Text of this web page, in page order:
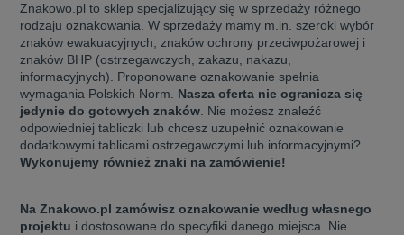
Znakowo.pl to sklep specjalizujący się w sprzedaży różnego
rodzaju oznakowania. W sprzedaży mamy m.in. szeroki wybór
znaków ewakuacyjnych, znaków ochrony przeciwpożarowej i
znaków BHP (ostrzegawczych, zakazu, nakazu,
informacyjnych). Proponowane oznakowanie spełnia
wymagania Polskich Norm. Nasza oferta nie ogranicza się
jedynie do gotowych znaków . Nie możesz znaleźć
odpowiedniej tabliczki lub chcesz uzupełnić oznakowanie
dodatkowymi tablicami ostrzegawczymi lub informacyjnymi?
Wykonujemy również znaki na zamówienie!
Na Znakowo.pl zamówisz oznakowanie według własnego
projektu i dostosowane do specyfiki danego miejsca. Nie